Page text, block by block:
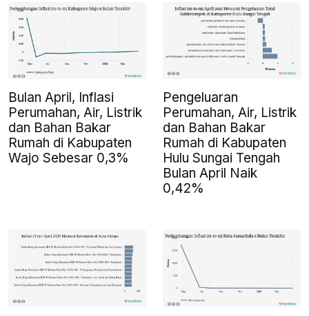
Bulan April, Inflasi
Perumahan, Air, Listrik
dan Bahan Bakar
Rumah di Kabupaten
Wajo Sebesar 0,3%
Pengeluaran
Perumahan, Air, Listrik
dan Bahan Bakar
Rumah di Kabupaten
Hulu Sungai Tengah
Bulan April Naik
0,42%